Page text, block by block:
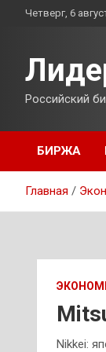
ПерейтиЧетверг, 6
Российский
БИРЖА
Главная
Nikkei: